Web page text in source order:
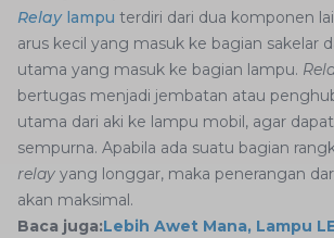
Relaylampu terdiri dari dua komponen
arus kecil yang masuk ke bagian sakelar
utama yang masuk ke bagian lampu.
bertugas menjadi jembatan atau
utama dari aki ke lampu mobil, agar
sempurna. Apabila ada suatu bagian
relay yang longgar, maka penerangan
akan maksimal.
Baca juga:Lebih Awet Mana, Lampu